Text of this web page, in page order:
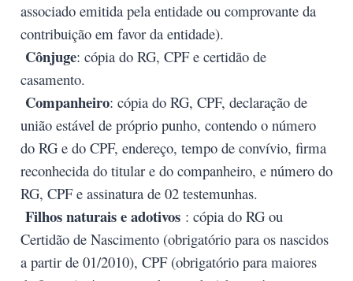
associado emitida pela entidade ou comprovante da
contribuição em favor da entidade).
Cônjuge: cópia do RG, CPF e certidão de
casamento.
Companheiro: cópia do RG, CPF, declaração de
união estável de próprio punho, contendo o número
do RG e do CPF, endereço, tempo de convívio, firma
reconhecida do titular e do companheiro, e número do
RG, CPF e assinatura de 02 testemunhas.
Filhos naturais e adotivos : cópia do RG ou
Certidão de Nascimento (obrigatório para os nascidos
a partir de 01/2010), CPF (obrigatório para maiores